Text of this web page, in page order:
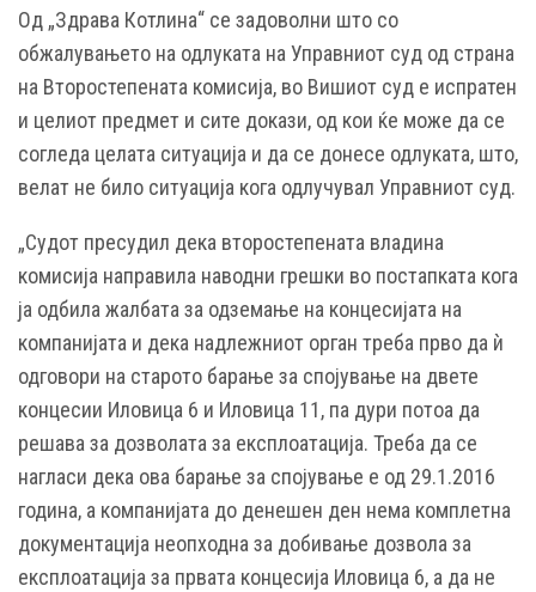
Од „Здрава Котлина“ се задоволни што со
обжалувањето на одлуката на Управниот суд од страна
на Второстепената комисија, во Вишиот суд е испратен
и целиот предмет и сите докази, од кои ќе може да се
согледа целата ситуација и да се донесе одлуката, што,
велат не било ситуација кога одлучувал Управниот суд.
„Судот пресудил дека второстепената владина
комисија направила наводни грешки во постапката кога
ја одбила жалбата за одземање на концесијата на
компанијата и дека надлежниот орган треба прво да ѝ
одговори на старото барање за спојување на двете
концесии Иловица 6 и Иловица 11, па дури потоа да
решава за дозволата за експлоатација. Треба да се
нагласи дека ова барање за спојување е од 29.1.2016
година, а компанијата до денешен ден нема комплетна
документација неопходна за добивање дозвола за
експлоатација за првата концесија Иловица 6, а да не